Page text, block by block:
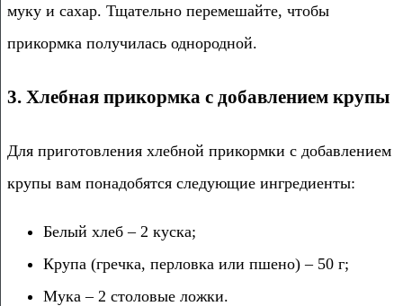
муку и сахар. Тщательно перемешайте, чтобы
прикормка получилась однородной.
3. Хлебная прикормка с добавлением крупы
Для приготовления хлебной прикормки с добавлением
крупы вам понадобятся следующие ингредиенты:
Белый хлеб – 2 куска;
Крупа (гречка, перловка или пшено) – 50 г;
Мука – 2 столовые ложки.